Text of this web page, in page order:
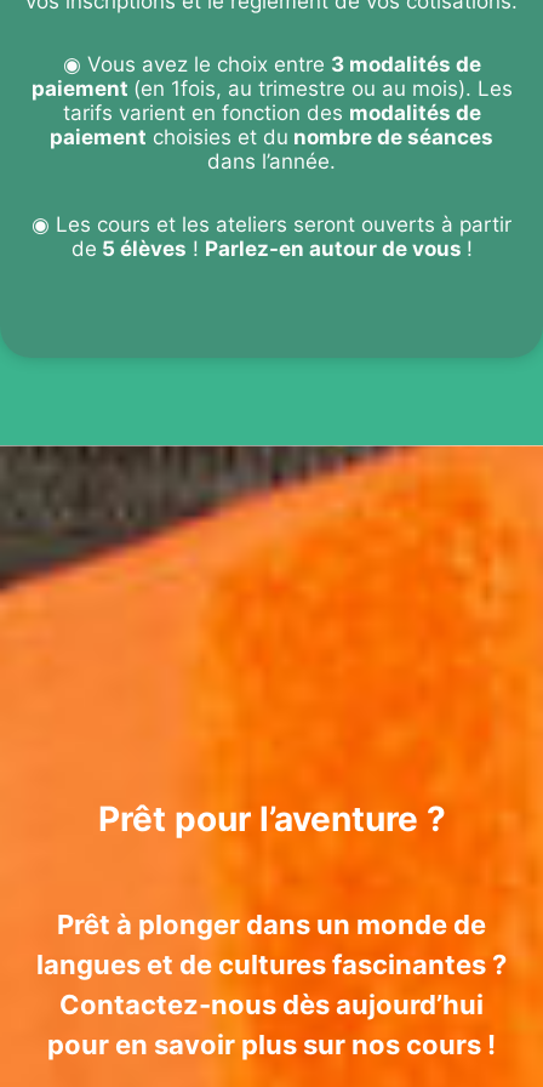
◉ Vous avez le choix entre 3 modalités de
paiement (en 1fois, au trimestre ou au mois). Les
tarifs varient en fonction des modalités de
paiement choisies et du nombre de séances
dans l’année.
◉ Les cours et les ateliers seront ouverts à partir
de 5 élèves ! Parlez-en autour de vous !
Prêt pour l’aventure ?
Prêt à plonger dans un monde de
langues et de cultures fascinantes ?
Contactez-nous dès aujourd’hui
pour en savoir plus sur nos cours !